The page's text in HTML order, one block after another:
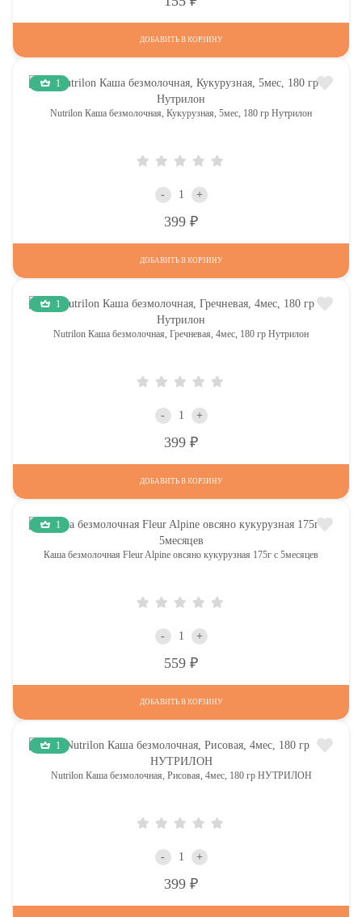
ДОБАВИТЬ В КОРЗИНУ
1
Nutrilon Каша безмолочная, Кукурузная, 5мес, 180 гр Нутрилон
- +
399
ДОБАВИТЬ В КОРЗИНУ
1
Nutrilon Каша безмолочная, Гречневая, 4мес, 180 гр Нутрилон
- +
399
ДОБАВИТЬ В КОРЗИНУ
1
Каша безмолочная Fleur Alpine овсяно кукурузная 175г с 5месяцев
- +
559
ДОБАВИТЬ В КОРЗИНУ
1
Nutrilon Каша безмолочная, Рисовая, 4мес, 180 гр НУТРИЛОН
- +
399